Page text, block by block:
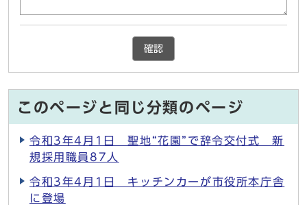
確認
このページと同じ分類のページ
令和3年4月1日 聖地“花園”で辞令交付式 新
規採用職員87人
令和3年4月1日 キッチンカーが市役所本庁舎
に登場